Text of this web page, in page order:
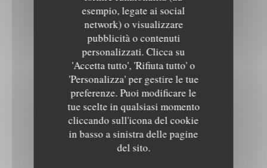
esempio, legate ai social
network) o visualizzare
pubblicità o contenuti
personalizzati. Clicca su
'Accetta tutto', 'Rifiuta tutto' o
'Personalizza' per gestire le tue
preferenze. Puoi modificare le
tue scelte in qualsiasi momento
cliccando sull'icona del cookie
in basso a sinistra delle pagine
del sito.